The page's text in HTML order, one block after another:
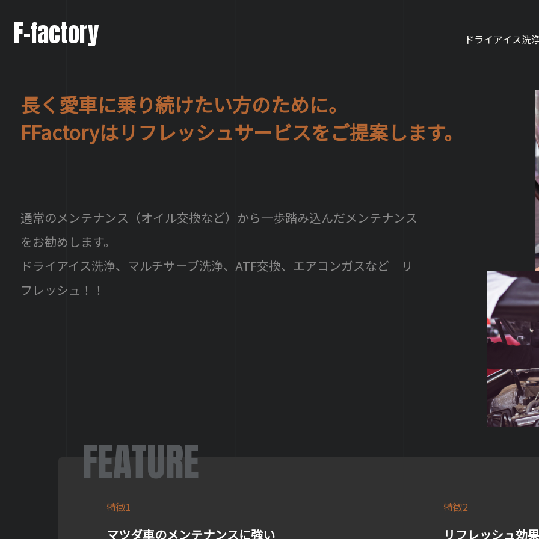
F-factory ドライアイス洗
長く愛車に乗り続けたい方のために。
FFactoryはリフレッシュサービスをご提案します。
通常のメンテナンス（オイル交換など）から一歩踏み込んだメンテナンス
をお勧めします。
ドライアイス洗浄、マルチサーブ洗浄、ATF交換、エアコンガスなど リ
フレッシュ！！
FEATURE
特徴1
マツダ車のメンテナンスに強い
特徴2
リフレッシュ効